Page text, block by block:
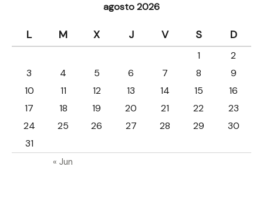
agosto 2026
L M X J V S D
« Jun
1
2
3
4 5 6 7 8
9
10
11 12 13 14 15
16
17
18 19 20 21 22
23
24
25 26 27 28 29
30
31